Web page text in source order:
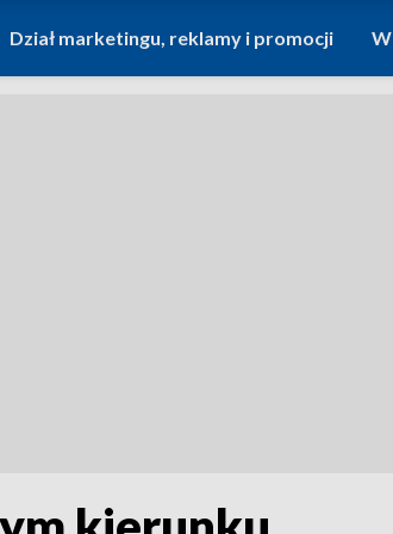
Dział marketingu, reklamy i promocji